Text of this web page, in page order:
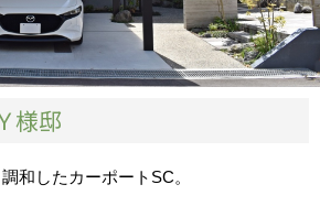
様邸
和したカーポートSC。